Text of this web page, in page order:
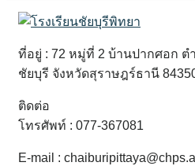
ที่อยู่ : 72 หมู่ที่ 2 บ้านปากศอก ต
ชัยบุรี จังหวัดสุราษฎร์ธานี
ติดต่อ
โทรศัพท์ : 077-367081
E-mail :